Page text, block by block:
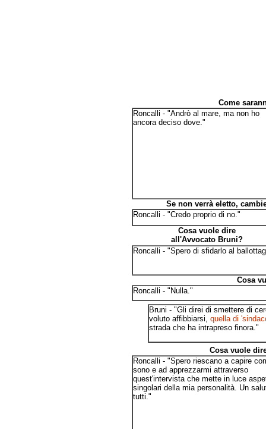
Come
Roncalli - "Andrò al mare, ma non ho
ancora deciso dove."
Se non verrà eletto,
Roncalli - "Credo proprio di no."
Cosa vuole dire
all'Avvocato Bruni?
Roncalli - "Spero di sfidarlo al
Cosa
Roncalli - "Nulla."
Bruni - "Gli direi di smettere di
voluto affibbiarsi, quella di
strada che ha intrapreso finora."
Cosa vuole
Roncalli - "Spero riescano a capire
sono e ad apprezzarmi attraverso
quest'intervista che mette in luce
singolari della mia personalità. Un
tutti."